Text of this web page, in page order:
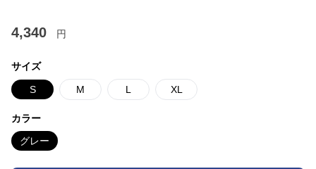
4,340 円
サイズ
S M L XL
カラー
グレー